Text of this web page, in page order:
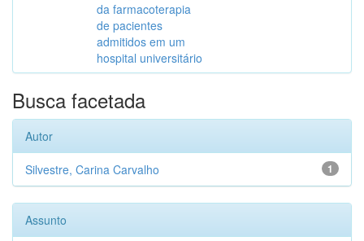
da farmacoterapia
de pacientes
admitidos em um
hospital universitário
Busca facetada
Autor
1
Silvestre, Carina Carvalho
Assunto